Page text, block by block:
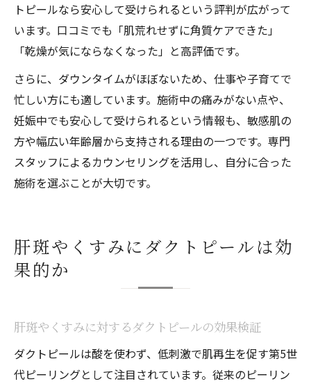
トピールなら安心して受けられるという評判が広がって
います。口コミでも「肌荒れせずに角質ケアできた」
「乾燥が気にならなくなった」と高評価です。
さらに、ダウンタイムがほぼないため、仕事や子育てで
忙しい方にも適しています。施術中の痛みがない点や、
妊娠中でも安心して受けられるという情報も、敏感肌の
方や幅広い年齢層から支持される理由の一つです。専門
スタッフによるカウンセリングを活用し、自分に合った
施術を選ぶことが大切です。
肝斑やくすみにダクトピールは効
果的か
肝斑やくすみに対するダクトピールの効果検証
ダクトピールは酸を使わず、低刺激で肌再生を促す第5世
代ピーリングとして注目されています。従来のピーリン